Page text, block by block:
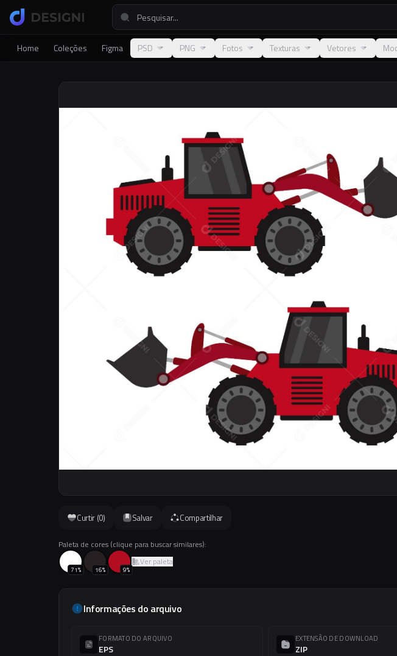
Home Coleções Figma PSD PNG Fotos Texturas Vetores
Curtir (0) Salvar Compartilhar
Paleta de cores (clique para buscar similares):
71% 16% 9%
Ver paleta
Informações do arquivo
FORMATO DO ARQUIVO
EPS
EXTENSÃO DE DOWNLOAD
ZIP